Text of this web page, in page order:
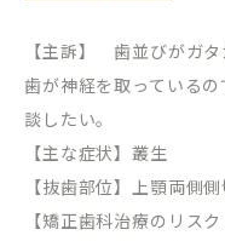
【主訴】 歯並びがガ
歯が神経を取っている
談したい。
【主な症状】叢生
【抜歯部位】上顎両
【矯正歯科治療のリス